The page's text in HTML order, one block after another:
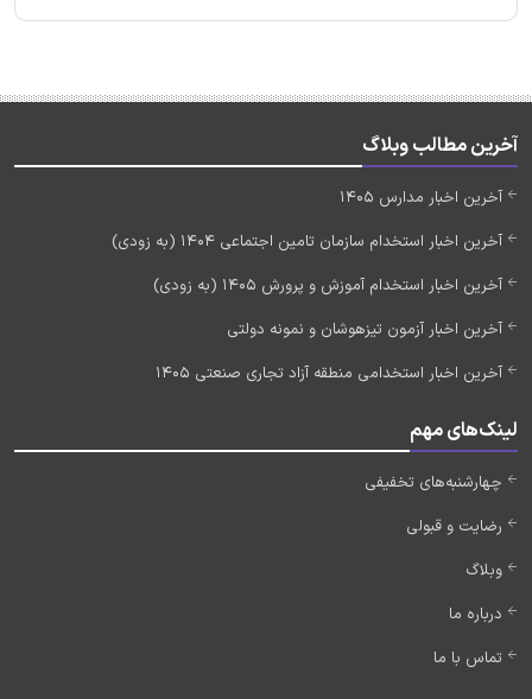
آخرین مطالب وبلاگ
آخرین اخبار مدارس 1405
آخرین اخبار استخدام سازمان تامین اجتماعی 1404 (به زودی)
آخرین اخبار استخدام آموزش و پرورش 1405 (به زودی)
آخرین اخبار آزمون تیزهوشان و نمونه دولتی
آخرین اخبار استخدامی منطقه آزاد تجاری صنعتی 1405
لینک‌های مهم
چهارشنبه‌های تخفیفی
رضایت و قبولی
وبلاگ
درباره ما
تماس با ما